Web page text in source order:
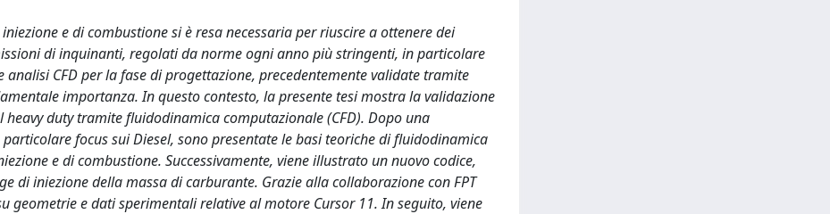
e di combustione si è resa necessaria per riuscire a ottenere dei
di inquinanti, regolati da norme ogni anno più stringenti, in particolare
CFD per la fase di progettazione, precedentemente validate tramite
importanza. In questo contesto, la presente tesi mostra la validazione
duty tramite fluidodinamica computazionale (CFD). Dopo una
focus sui Diesel, sono presentate le basi teoriche di fluidodinamica
e di combustione. Successivamente, viene illustrato un nuovo codice,
di iniezione della massa di carburante. Grazie alla collaborazione con FPT
geometrie e dati sperimentali relative al motore Cursor 11. In seguito, viene